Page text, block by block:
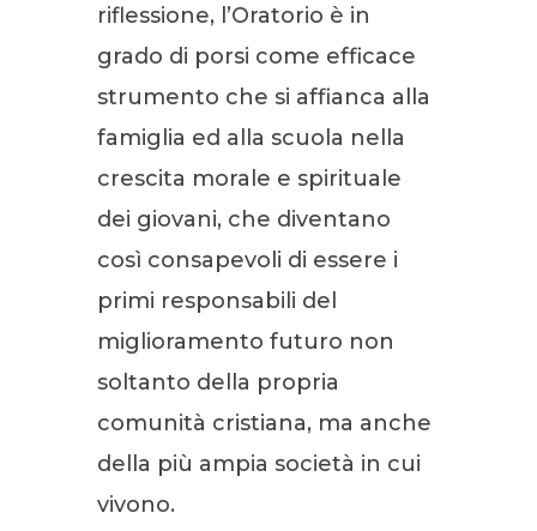
riflessione, l’Oratorio è in
grado di porsi come efficace
strumento che si affianca alla
famiglia ed alla scuola nella
crescita morale e spirituale
dei giovani, che diventano
così consapevoli di essere i
primi responsabili del
miglioramento futuro non
soltanto della propria
comunità cristiana, ma anche
della più ampia società in cui
vivono.